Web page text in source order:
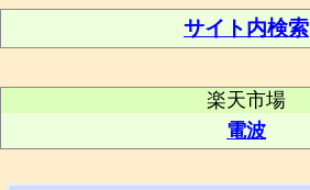
サイト内検索
楽天市場
電波